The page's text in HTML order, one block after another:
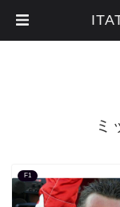
ミ
F1